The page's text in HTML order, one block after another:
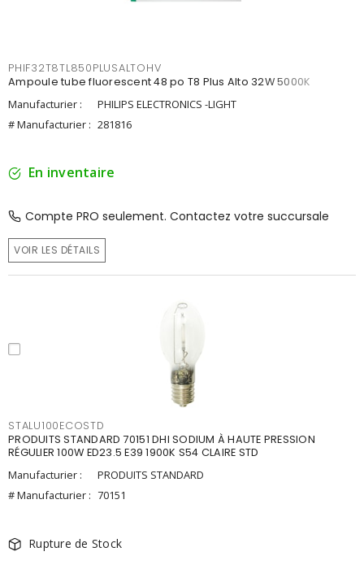
PHIF32T8TL850PLUSALTOHV
Ampoule tube fluorescent 48 po T8 Plus Alto 32W 5000K
Manufacturier :
PHILIPS ELECTRONICS -LIGHT
# Manufacturier : 281816
En inventaire
Compte PRO seulement. Contactez votre succursale
VOIR LES DÉTAILS
STALU100ECOSTD
PRODUITS STANDARD 70151 DHI SODIUM À HAUTE PRESSION
RÉGULIER 100W ED23.5 E39 1900K S54 CLAIRE STD
Manufacturier :
PRODUITS STANDARD
# Manufacturier : 70151
Rupture de Stock